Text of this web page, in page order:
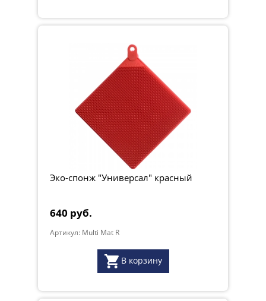
Эко-спонж "Универсал" красный
640 руб.
Артикул: Multi Mat R
В корзину